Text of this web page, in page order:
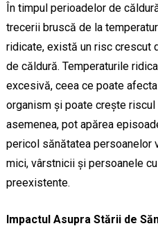
În timpul perioadelor de
trecerii bruscă de la
ridicate, există un risc crescut
de căldură. Temperaturile
excesivă, ceea ce poate
organism și poate crește
asemenea, pot apărea
pericol sănătatea persoanelor
mici, vârstnicii și persoanele
preexistente.
Impactul Asupra Stării de